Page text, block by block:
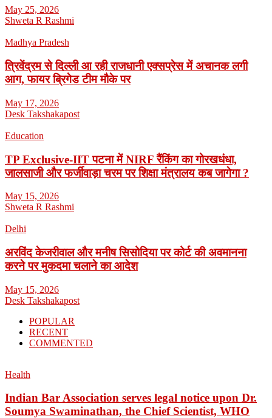
May 25, 2026
Shweta R Rashmi
Madhya Pradesh
त्रिवेंद्रम से दिल्ली आ रही राजधानी एक्सप्रेस में अचानक लगी
आग, फायर ब्रिगेड टीम मौके पर
May 17, 2026
Desk Takshakapost
Education
TP Exclusive-IIT पटना में NIRF रैंकिंग का गोरखधंधा,
जालसाजी और फर्जीवाड़ा चरम पर शिक्षा मंत्रालय कब जागेगा ?
May 15, 2026
Shweta R Rashmi
Delhi
अरविंद केजरीवाल और मनीष सिसोदिया पर कोर्ट की अवमानना
करने पर मुकदमा चलाने का आदेश
May 15, 2026
Desk Takshakapost
POPULAR
RECENT
COMMENTED
Health
Indian Bar Association serves legal notice upon Dr.
Soumya Swaminathan, the Chief Scientist, WHO